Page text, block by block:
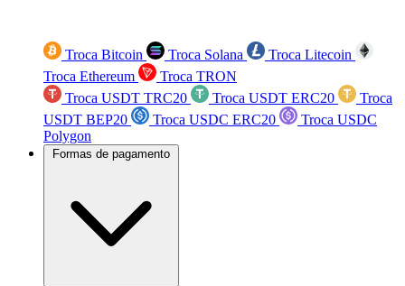
Troca Bitcoin Troca Solana
Troca Litecoin
Troca Ethereum
Troca TRON
Troca USDT TRC20
Troca USDT ERC20
Troca
USDT BEP20
Troca USDC ERC20
Troca USDC
Polygon
Formas de pagamento